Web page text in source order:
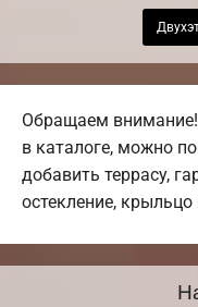
Обращаем
в каталоге, можно
добавить террасу,
остекление, крыльцо